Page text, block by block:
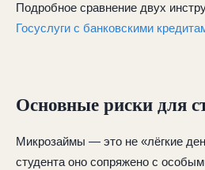
Подробное сравнение двух
Госуслуги с банковскими
Основные риски для
Микрозаймы — это не «лёгкие
студента оно сопряжено с